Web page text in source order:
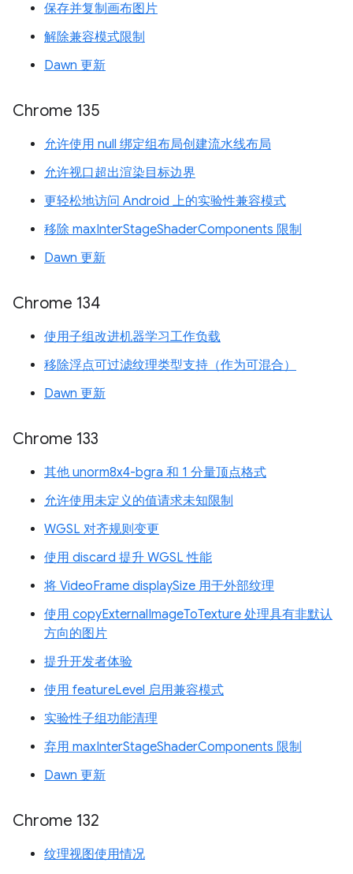
保存并复制画布图片
解除兼容模式限制
Dawn 更新
Chrome 135
允许使用 null 绑定组布局创建流水线布局
允许视口超出渲染目标边界
更轻松地访问 Android 上的实验性兼容模式
移除 maxInterStageShaderComponents 限制
Dawn 更新
Chrome 134
使用子组改进机器学习工作负载
移除浮点可过滤纹理类型支持（作为可混合）
Dawn 更新
Chrome 133
其他 unorm8x4-bgra 和 1 分量顶点格式
允许使用未定义的值请求未知限制
WGSL 对齐规则变更
使用 discard 提升 WGSL 性能
将 VideoFrame displaySize 用于外部纹理
使用 copyExternalImageToTexture 处理具有非默认
方向的图片
提升开发者体验
使用 featureLevel 启用兼容模式
实验性子组功能清理
弃用 maxInterStageShaderComponents 限制
Dawn 更新
Chrome 132
纹理视图使用情况